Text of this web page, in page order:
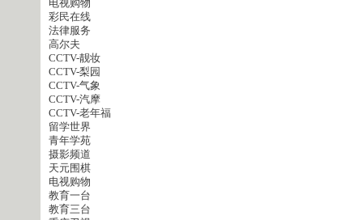
电视购物
彩民在线
法律服务
高尔夫
CCTV-靓妆
CCTV-梨园
CCTV-气象
CCTV-汽摩
CCTV-老年福
留学世界
青年学苑
摄影频道
天元围棋
电视购物
教育一台
教育三台